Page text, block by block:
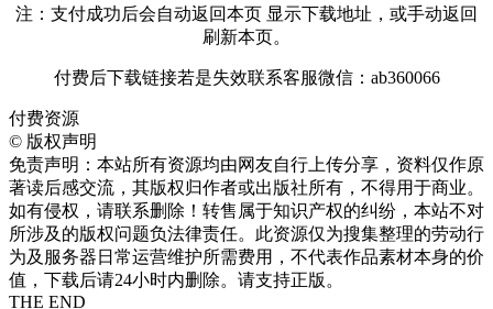
注：支付成功后会自动返回本页 显示下载地址，或手动返回
刷新本页。
付费后下载链接若是失效联系客服微信：ab360066
付费资源
© 版权声明
免责声明：本站所有资源均由网友自行上传分享，资料仅作原
著读后感交流，其版权归作者或出版社所有，不得用于商业。
如有侵权，请联系删除！转售属于知识产权的纠纷，本站不对
所涉及的版权问题负法律责任。此资源仅为搜集整理的劳动行
为及服务器日常运营维护所需费用，不代表作品素材本身的价
值，下载后请24小时内删除。请支持正版。
THE END